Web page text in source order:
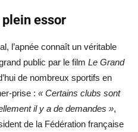
plein essor
l’apnée connaît un véritable
public par le film Le Grand
de nombreux sportifs en
prise : « Certains clubs sont
il y a de demandes »,
de la Fédération française